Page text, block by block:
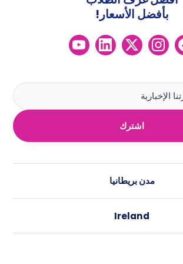
اشترك
بأفضل الأسعار!
مدن بريطانيا
Ireland